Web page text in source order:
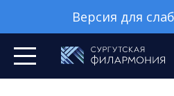
Версия для